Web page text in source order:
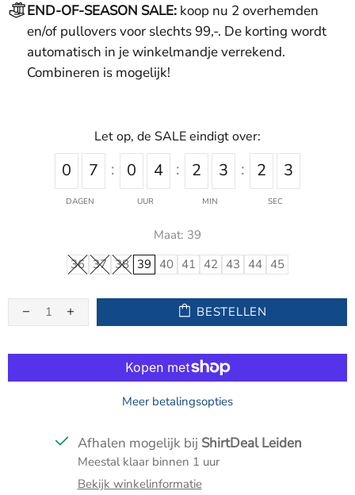
END-OF-SEASON SALE: koop nu 2 overhemden
en/of pullovers voor slechts 99,-. De korting wordt
automatisch in je winkelmandje verrekend.
Combineren is mogelijk!
0 7
DAGEN
0 4
UUR
2 3
MIN
2 3
SEC
Let op, de SALE eindigt over:
Maat: 39
36 37 38 39 40 41 42 43 44 45
BESTELLEN
Meer betalingsopties
Afhalen mogelijk bij ShirtDeal Leiden
Meestal klaar binnen 1 uur
Bekijk winkelinformatie